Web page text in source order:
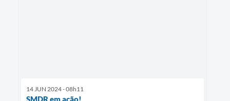
14 JUN 2024 - 08h11
SMDR em ação!